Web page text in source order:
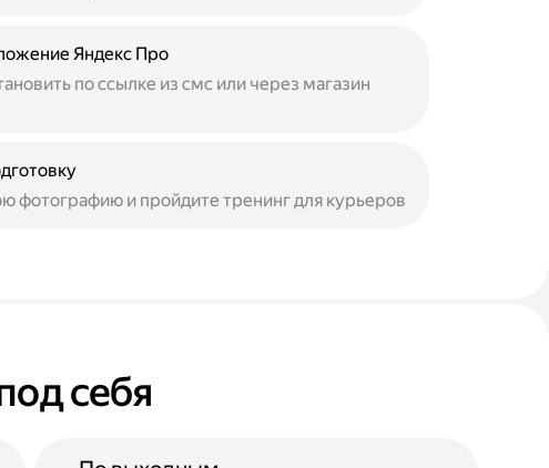
Яндекс Про
по ссылке из смс или через магазин
фотографию и пройдите тренинг для курьеров
себя